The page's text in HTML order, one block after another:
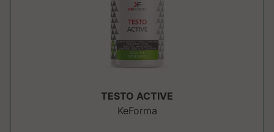
TESTO ACTIVE
KeForma